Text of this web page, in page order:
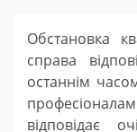
Обстановка
справа
останнім
відповідає